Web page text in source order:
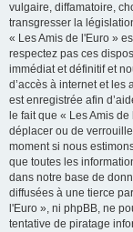
vulgaire, diffamatoire,
transgresser la
« Les Amis de l'Euro »
respectez pas ces
immédiat et définitif et
d’accès à internet et les
est enregistrée afin
le fait que « Les Amis
déplacer ou de
moment si nous
que toutes les
dans notre base de
diffusées à une tierce
l'Euro », ni phpBB, ne
tentative de piratage